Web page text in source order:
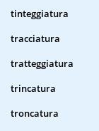
tinteggiatura
tracciatura
tratteggiatura
trincatura
troncatura